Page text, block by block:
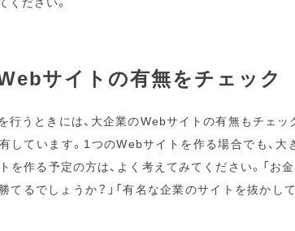
サイトの有無をチェック
行うときには、大企業のWebサイトの有無もチェッ
しています。1つのWebサイトを作る場合でも、
を作る予定の方は、よく考えてみてください。「お
てるでしょうか？」「有名な企業のサイトを抜かし